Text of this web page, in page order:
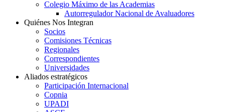
Colegio Máximo de las Academias
Autorregulador Nacional de Avaluadores
Quiénes Nos Integran
Socios
Comisiones Técnicas
Regionales
Correspondientes
Universidades
Aliados estratégicos
Participación Internacional
Copnia
UPADI